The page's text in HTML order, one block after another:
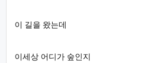
이 길을 왔는데
이세상 어디가 숲인지